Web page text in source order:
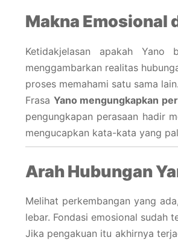
Makna Emosional
Ketidakjelasan apakah
menggambarkan realitas
proses memahami satu sama lain.
Frasa Yano mengungkapkan
pengungkapan perasaan hadir
mengucapkan kata-kata yang
Arah Hubungan
Melihat perkembangan yang
lebar. Fondasi emosional sudah
Jika pengakuan itu akhirnya